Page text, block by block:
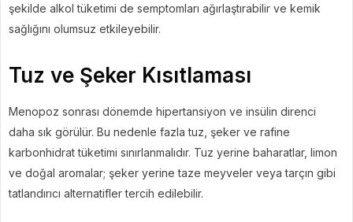
şekilde alkol tüketimi de semptomları ağırlaştırabilir ve kemik
sağlığını olumsuz etkileyebilir.
Tuz ve Şeker Kısıtlaması
Menopoz sonrası dönemde hipertansiyon ve insülin direnci
daha sık görülür. Bu nedenle fazla tuz, şeker ve rafine
karbonhidrat tüketimi sınırlanmalıdır. Tuz yerine baharatlar, limon
ve doğal aromalar; şeker yerine taze meyveler veya tarçın gibi
tatlandırıcı alternatifler tercih edilebilir.